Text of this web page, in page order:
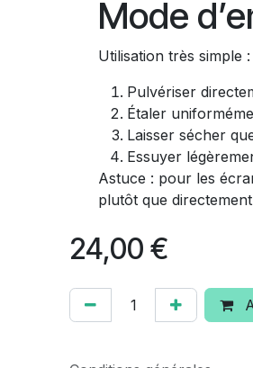
Mode
Utilisation très simple :
Pulvériser
Étaler
Laisser sécher
Essuyer
Astuce : pour les
plutôt que
24,00 €